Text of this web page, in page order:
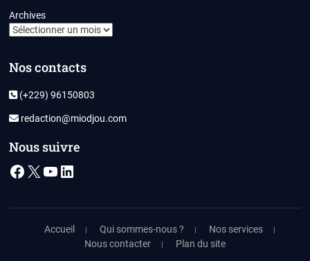
Archives
Nos contacts
(+229) 96150803
redaction@miodjou.com
Nous suivre
Facebook
X YouTube
LinkedIn
Accueil Qui sommes-nous ?
Nos services
Nous contacter
Plan du site